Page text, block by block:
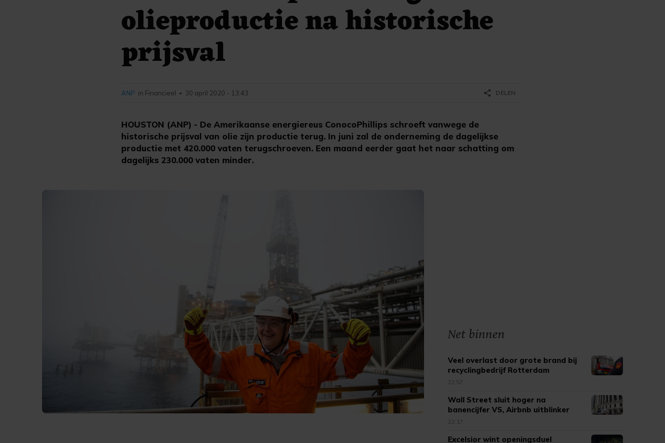
olieproductie na historische
prijsval
HOUSTON (ANP) - De Amerikaanse energiereus ConocoPhillips schroeft vanwege de
historische prijsval van olie zijn productie terug. In juni zal de onderneming de dagelijkse
productie met 420.000 vaten terugschroeven. Een maand eerder gaat het naar schatting om
dagelijks 230.000 vaten minder.
ANP in Financieel • 30 april 2020 - 13:43 share DELEN
Net binnen
Veel overlast door grote brand bij
recyclingbedrijf Rotterdam
22:57
Wall Street sluit hoger na
banencijfer VS, Airbnb uitblinker
22:17
Excelsior wint openingsduel